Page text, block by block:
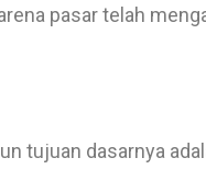
pasar telah
tujuan dasarnya